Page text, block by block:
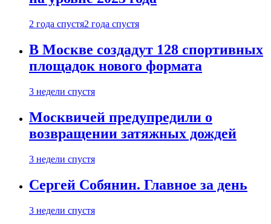
2 года спустя2 года спустя
В Москве создадут 128 спортивных
площадок нового формата
3 недели спустя
Москвичей предупредили о
возвращении затяжных дождей
3 недели спустя
Сергей Собянин. Главное за день
3 недели спустя